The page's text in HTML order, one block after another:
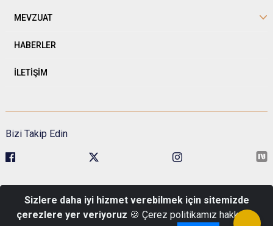
MEVZUAT
HABERLER
İLETİŞİM
Bizi Takip Edin
No:1 Pk: 06680 Çankaya/Ankara
Telefon : 0 (312) 422 48 00
Sizlere daha iyi hizmet verebilmek için sitemizde
çerezlere yer veriyoruz 🍪 Çerez politikamız hakkında